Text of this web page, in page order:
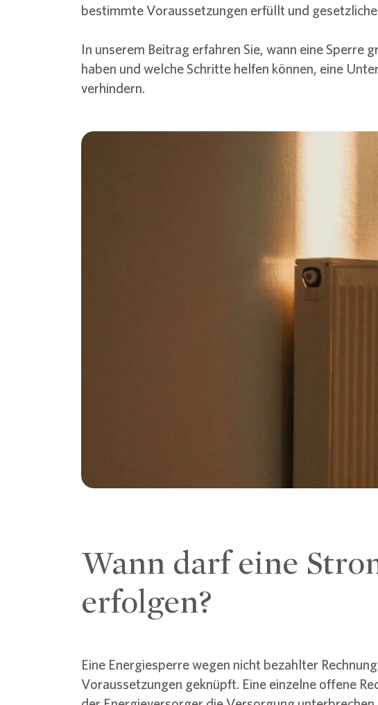
bestimmte Voraussetzungen erfüllt und
In unserem Beitrag erfahren Sie, wann eine Sperre
haben und welche Schritte helfen können, eine
verhindern.
Wann darf eine
erfolgen?
Eine Energiesperre wegen nicht bezahlter
Voraussetzungen geknüpft. Eine einzelne offene